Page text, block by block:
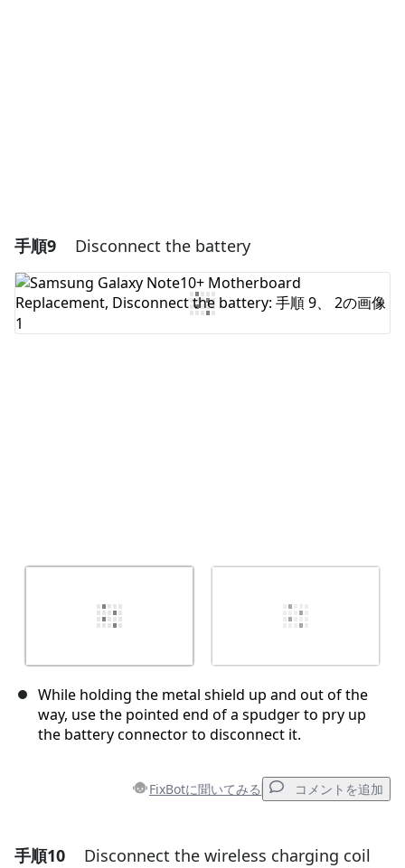
手順9 Disconnect the battery
While holding the metal shield up and out of the
way, use the pointed end of a spudger to pry up
the battery connector to disconnect it.
FixBotに聞いてみる コメントを追加
コメントを追加
手順10 Disconnect the wireless charging coil